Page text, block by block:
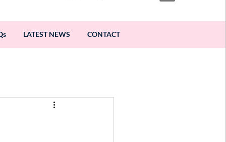
LATEST NEWS CONTACT